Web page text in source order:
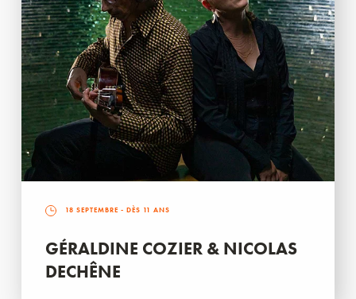
18 SEPTEMBRE - DÈS 11 ANS
GÉRALDINE COZIER & NICOLAS
DECHÊNE